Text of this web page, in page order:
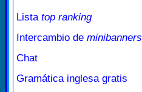
Lista top ranking
Intercambio de minibanners
Chat
Gramática inglesa gratis